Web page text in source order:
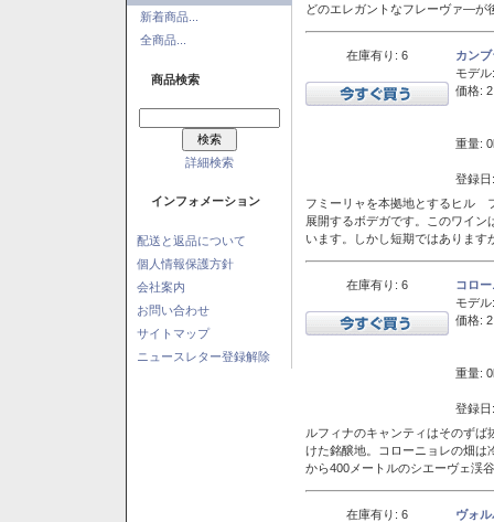
新着商品...
全商品...
商品検索
詳細検索
インフォメーション
配送と返品について
個人情報保護方針
会社案内
お問い合わせ
サイトマップ
ニュースレター登録解除
どのエレガントなフレーヴァ―が
在庫有り: 6
カン
モデル:
価格:
重量:
登録
フミーリャを本拠地とするヒル
展開するボデガです。このワイ
います。しかし短期ではありま
在庫有り: 6
コロ
モデル:
価格:
重量:
登録
ルフィナのキャンティはそのず
けた銘醸地。コローニョレの畑は
から400メートルのシエーヴェ渓
在庫有り: 6
ヴォ